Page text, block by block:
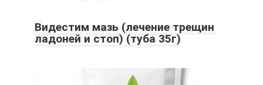
Видестим мазь (лечение трещин
ладоней и стоп) (туба 35г)